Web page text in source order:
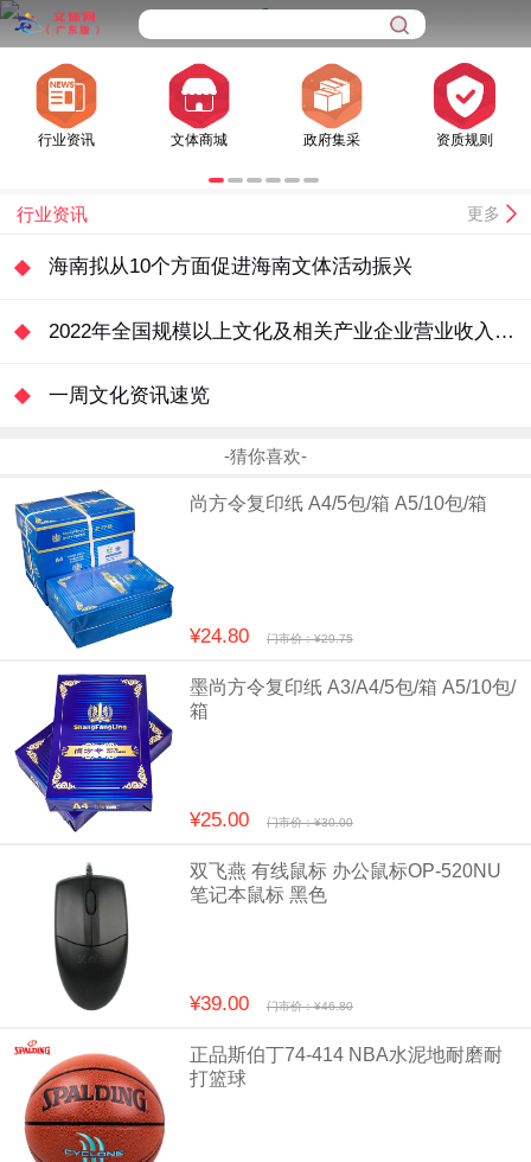
行业资讯 文体商城 政府集采 资质规则
行业资讯 更多
海南拟从10个方面促进海南文体活动振兴
2022年全国规模以上文化及相关产业企业营业收入增长0.9%
一周文化资讯速览
-猜你喜欢-
尚方令复印纸 A4/5包/箱 A5/10包/箱
¥24.80 门市价：¥29.75
墨尚方令复印纸 A3/A4/5包/箱 A5/10包/
箱
¥25.00 门市价：¥30.00
双飞燕 有线鼠标 办公鼠标OP-520NU
笔记本鼠标 黑色
¥39.00 门市价：¥46.80
正品斯伯丁74-414 NBA水泥地耐磨耐
打篮球